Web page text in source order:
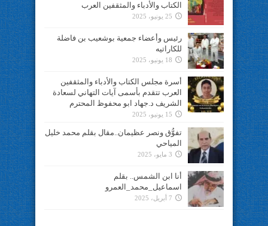
الكتاب والأدباء والمثقفين العرب
25 يونيو، 2025
رئيس وأعضاء جمعية بوشعيب بن فاضلة
للكاراتيه
18 يونيو، 2025
أسرة مجلس الكتاب والأدباء والمثقفين
العرب تتقدم بأسمى آيات التهاني لسعادة
الشريف د.جهاد ابو محفوظ المحترم
15 يونيو، 2025
تفوُّق ونصر عظيمان..مقال بقلم محمد خليل
المياحي
3 مايو، 2025
أنا ابن الشمس.. بقلم
اسماعيل_محمد_العمرو
7 أبريل، 2025